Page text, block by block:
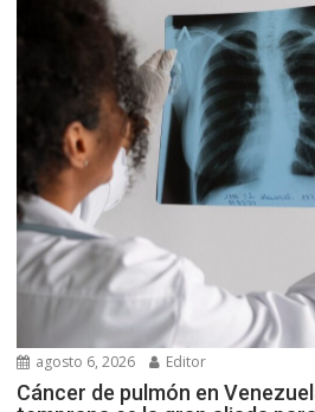
agosto 6, 2026 Editor
Cáncer de pulmón en